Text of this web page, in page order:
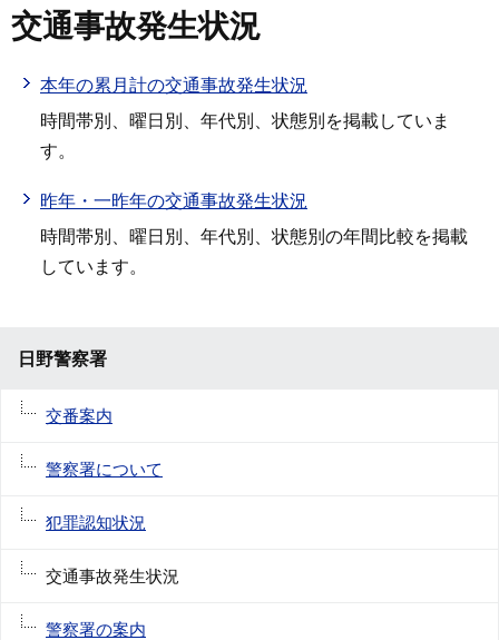
交通事故発生状況
本年の累月計の交通事故発生状況
時間帯別、曜日別、年代別、状態別を掲載していま
す。
昨年・一昨年の交通事故発生状況
時間帯別、曜日別、年代別、状態別の年間比較を掲載
しています。
日野警察署
交番案内
警察署について
犯罪認知状況
交通事故発生状況
警察署の案内